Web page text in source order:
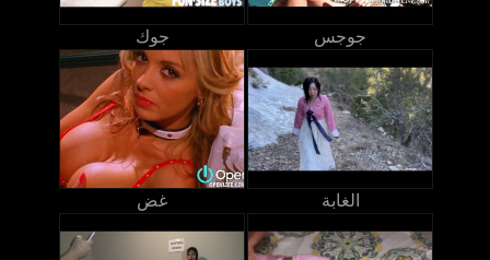
جوك جوجس
غض الغابة